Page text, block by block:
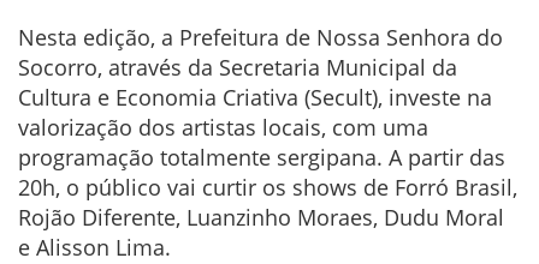
Nesta edição, a Prefeitura de Nossa Senhora do
Socorro, através da Secretaria Municipal da
Cultura e Economia Criativa (Secult), investe na
valorização dos artistas locais, com uma
programação totalmente sergipana. A partir das
20h, o público vai curtir os shows de Forró Brasil,
Rojão Diferente, Luanzinho Moraes, Dudu Moral
e Alisson Lima.